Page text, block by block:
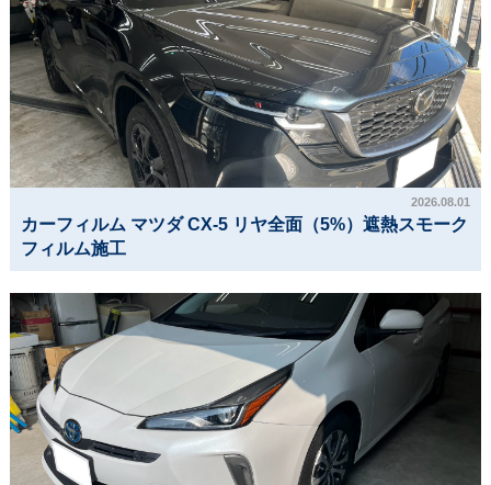
2026.08.01
カーフィルム マツダ CX-5 リヤ全面（5%）遮熱スモーク
フィルム施工